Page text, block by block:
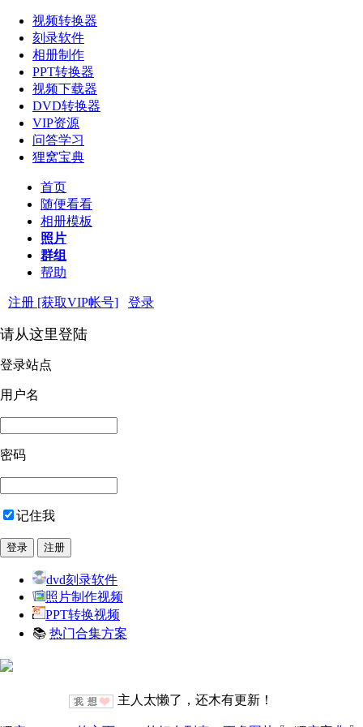
视频转换器
刻录软件
相册制作
PPT转换器
视频下载器
DVD转换器
VIP资源
问答学习
狸窝宝典
首页
随便看看
相册模板
照片
群组
帮助
注册 [获取VIP帐号] 登录
请从这里登陆
登录站点
用户名
密码
记住我
dvd刻录软件
照片制作视频
PPT转换视频
📚 热门合集方案
主人太懒了，还木有更新！